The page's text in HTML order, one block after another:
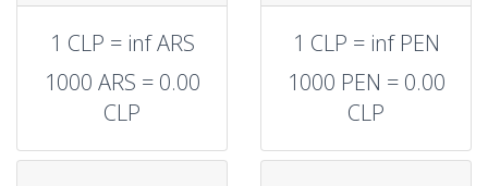
1 CLP = inf ARS
1000 ARS = 0.00
CLP
1 CLP = inf PEN
1000 PEN = 0.00
CLP